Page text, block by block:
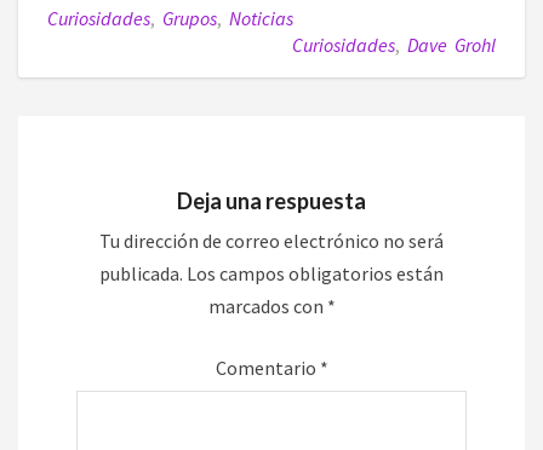
Curiosidades, Grupos, Noticias
Curiosidades, Dave Grohl
Deja una respuesta
Tu dirección de correo electrónico no será
publicada. Los campos obligatorios están
marcados con *
Comentario *